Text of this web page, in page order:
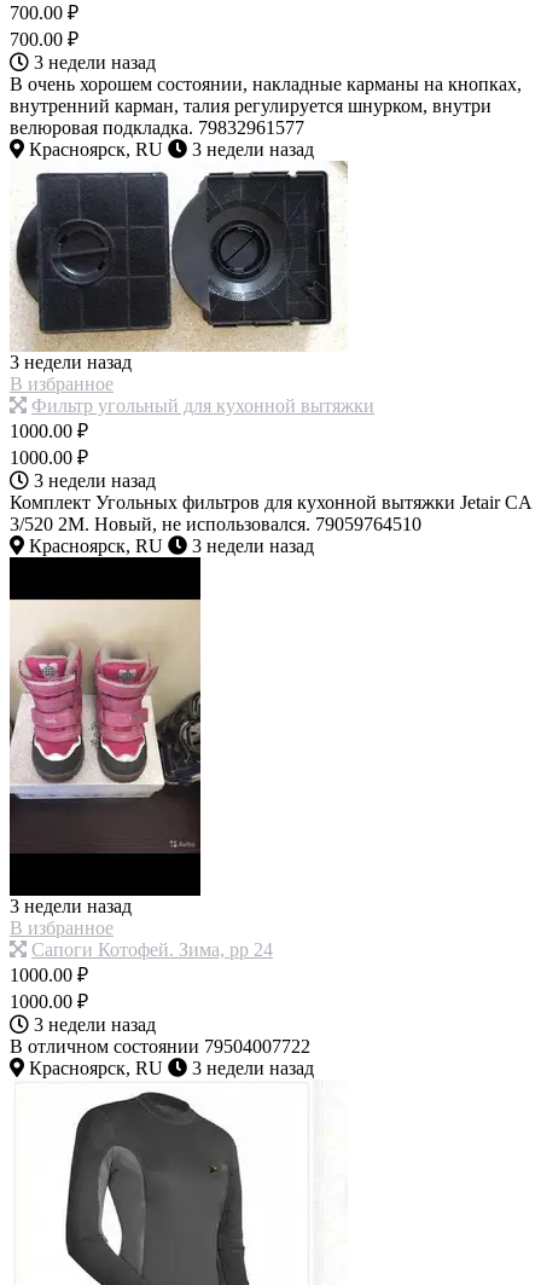
700.00 ₽
700.00 ₽
3 недели назад
В очень хорошем состоянии, накладные карманы на кнопках,
внутренний карман, талия регулируется шнурком, внутри
велюровая подкладка. 79832961577
Красноярск, RU
3 недели назад
3 недели назад
В избранное
Фильтр угольный для кухонной вытяжки
1000.00 ₽
1000.00 ₽
3 недели назад
Комплект Угольных фильтров для кухонной вытяжки Jetair CA
3/520 2M. Новый, не использовался. 79059764510
Красноярск, RU
3 недели назад
3 недели назад
В избранное
Сапоги Котофей. Зима, рр 24
1000.00 ₽
1000.00 ₽
3 недели назад
В отличном состоянии 79504007722
Красноярск, RU
3 недели назад